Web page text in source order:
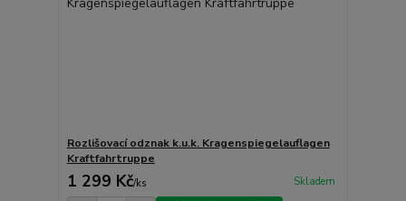
Rozlišovací odznak k.u.k. Kragenspiegelauflagen
Kraftfahrtruppe
1 299 Kč/ks Skladem